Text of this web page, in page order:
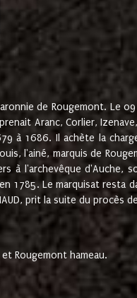
de Rougemont. Le
Aranc, Corlier,
à 1686. Il achète la
l'ainé, marquis de
l'archevêque d'Auche,
1785. Le marquisat resta
prit la suite du procès
Rougemont hameau.